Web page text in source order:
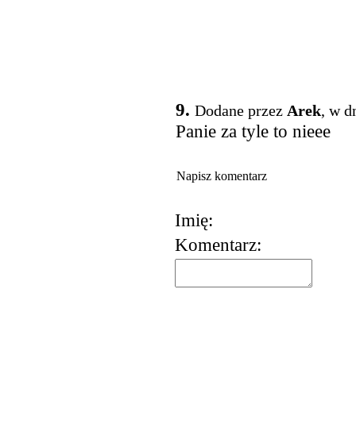
9. Dodane przez Arek, w
Panie za tyle to nieee
Napisz komentarz
Imię:
Komentarz: